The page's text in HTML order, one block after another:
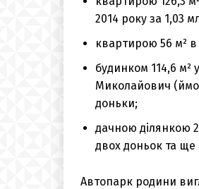
2014 року за 1,03
квартирою 56 м² в
будинком 114,6 м²
Миколайович
доньки;
дачною ділянкою
двох доньок та ще
Автопарк родини